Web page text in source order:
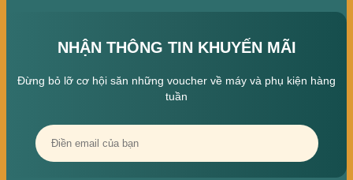
NHẬN THÔNG TIN KHUYẾN MÃI
Đừng bỏ lỡ cơ hội săn những voucher về máy và phụ kiện hàng
tuần